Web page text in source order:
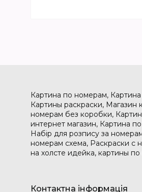
Картина по номерам,
Картины раскраски,
номерам без коробки,
интернет магазин, Картина
Набір для розпису за
номерам схема, Раскраски с
на холсте идейка, картины